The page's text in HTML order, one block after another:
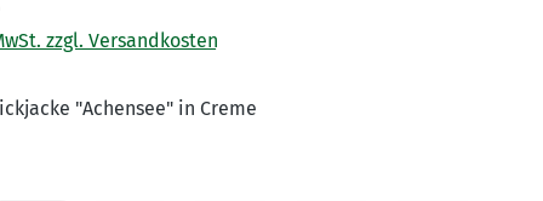
zzgl. Versandkosten
"Achensee" in Creme